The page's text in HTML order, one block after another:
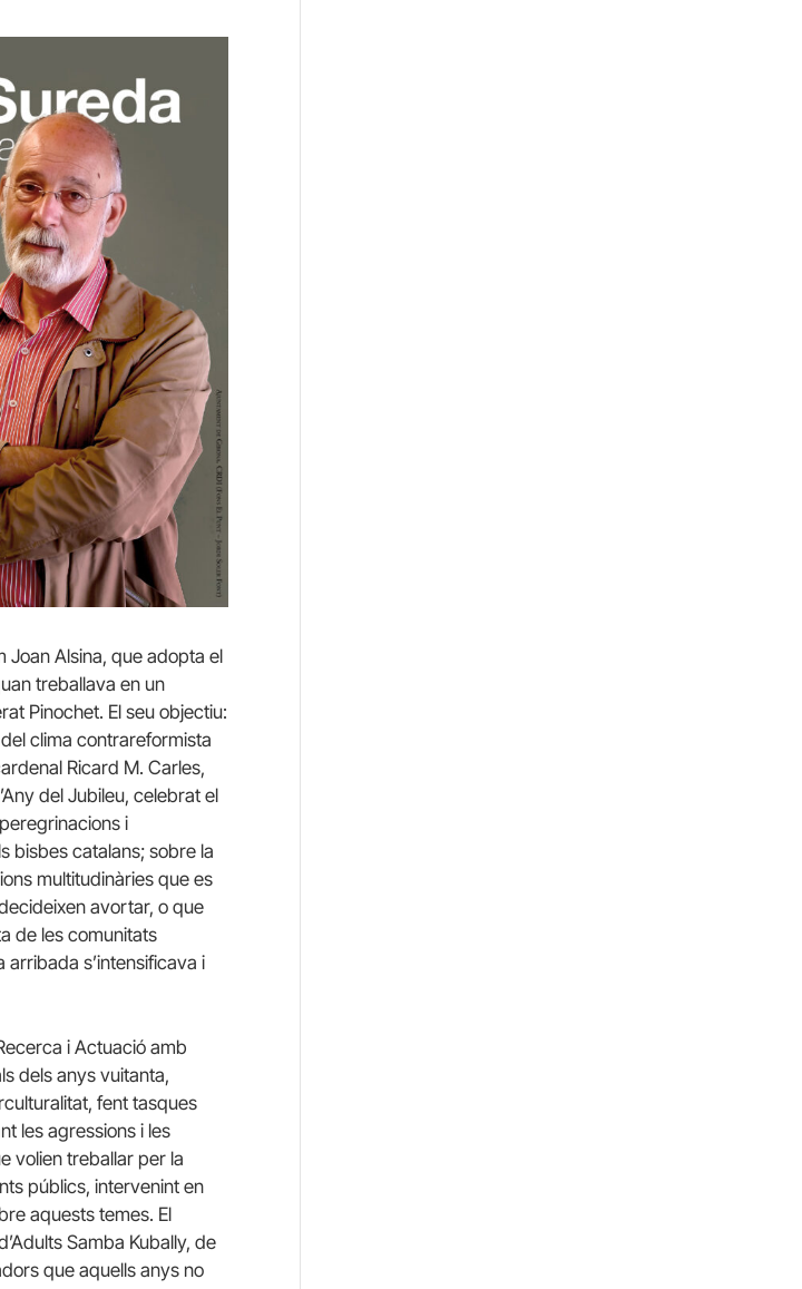
Joan Alsina, que adopta el
treballava en un
Pinochet. El seu objectiu:
clima contrareformista
Ricard M. Carles,
del Jubileu, celebrat el
i
bisbes catalans; sobre la
multitudinàries que es
avortar, o que
de les comunitats
s’intensificava i
i Actuació amb
dels anys vuitanta,
fent tasques
les agressions i les
volien treballar per la
públics, intervenint en
aquests temes. El
Samba Kubally, de
que aquells anys no